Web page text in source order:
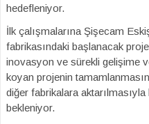
hedefleniyor.
İlk çalışmalarına Şişecam
fabrikasındaki başlanacak
inovasyon ve sürekli gelişime
koyan projenin
diğer fabrikalara
bekleniyor.